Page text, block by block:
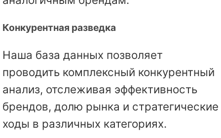
Конкурентная разведка
Наша база данных позволяет
проводить комплексный конкурентный
анализ, отслеживая эффективность
брендов, долю рынка и стратегические
ходы в различных категориях.